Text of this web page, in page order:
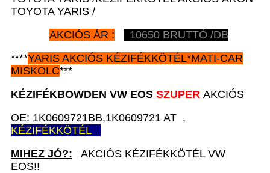
TOYOTA YARIS /
AKCIÓS ÁR :
10650 BRUTTÓ /DB
****YARIS AKCIÓS KÉZIFÉKKÖTÉL*MATI-CAR
MISKOLC***
KÉZIFÉKBOWDEN VW EOS SZUPER AKCIÓS
OE: 1K0609721BB,1K0609721 AT ,
KÉZIFÉKKÖTÉL
MIHEZ JÓ?: AKCIÓS KÉZIFÉKKÖTÉL VW
EOS!!